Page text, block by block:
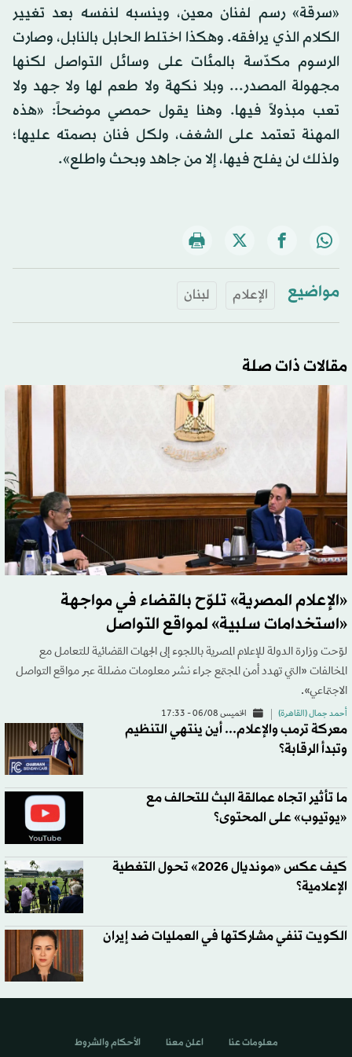
«سرقة» رسم لفنان معين، وينسبه لنفسه بعد تغيير
الكلام الذي يرافقه. وهكذا اختلط الحابل بالنابل، وصارت
الرسوم مكدّسة بالمئات على وسائل التواصل لكنها
مجهولة المصدر... وبلا نكهة ولا طعم لها ولا جهد ولا
تعب مبذولاً فيها. وهنا يقول حمصي موضحاً: «هذه
المهنة تعتمد على الشغف، ولكل فنان بصمته عليها؛
ولذلك لن يفلح فيها، إلا من جاهد وبحث واطلع».
مواضيع الإعلام لبنان
مقالات ذات صلة
«الإعلام المصرية» تلوّح بالقضاء في مواجهة
«استخدامات سلبية» لمواقع التواصل
لوّحت وزارة الدولة للإعلام المصرية باللجوء إلى الجهات القضائية للتعامل مع
المخالفات «التي تهدد أمن المجتمع جراء نشر معلومات مضللة عبر مواقع التواصل
الاجتماعي».
أحمد جمال (القاهرة) الخميس 06/08 - 17:33
معركة ترمب والإعلام... أين ينتهي التنظيم
وتبدأ الرقابة؟
ما تأثير اتجاه عمالقة البث للتحالف مع
«يوتيوب» على المحتوى؟
كيف عكس «مونديال 2026» تحول التغطية
الإعلامية؟
الكويت تنفي مشاركتها في العمليات ضد إيران
معلومات عنا اعلن معنا الأحكام والشروط